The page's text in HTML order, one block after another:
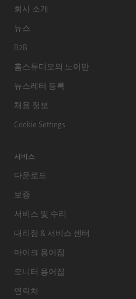
회사 소개
뉴스
B2B
홈스튜디오의 노이만
뉴스레터 등록
채용 정보
Cookie Settings
서비스
다운로드
보증
서비스 및 수리
대리점 & 서비스 센터
마이크 용어집
모니터 용어집
연락처